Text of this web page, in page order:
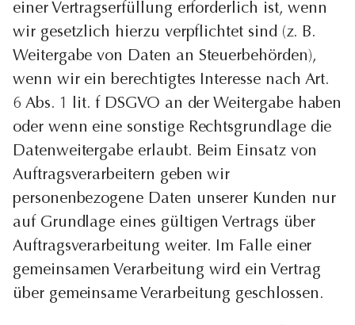
einer Vertragserfüllung erforderlich ist, wenn
wir gesetzlich hierzu verpflichtet sind (z. B.
Weitergabe von Daten an Steuerbehörden),
wenn wir ein berechtigtes Interesse nach Art.
6 Abs. 1 lit. f DSGVO an der Weitergabe haben
oder wenn eine sonstige Rechtsgrundlage die
Datenweitergabe erlaubt. Beim Einsatz von
Auftragsverarbeitern geben wir
personenbezogene Daten unserer Kunden nur
auf Grundlage eines gültigen Vertrags über
Auftragsverarbeitung weiter. Im Falle einer
gemeinsamen Verarbeitung wird ein Vertrag
über gemeinsame Verarbeitung geschlossen.